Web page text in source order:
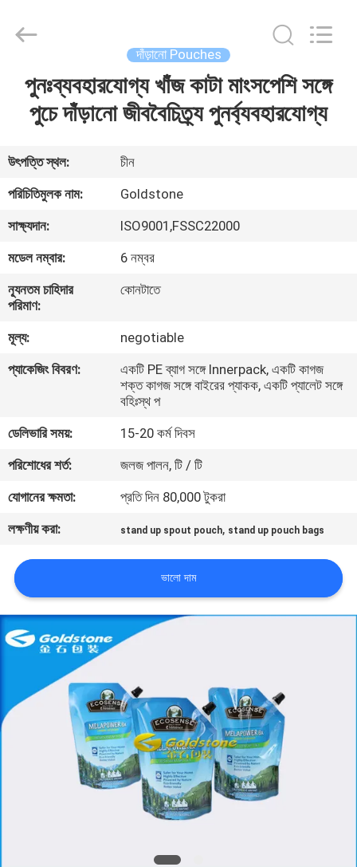
বাড়ি
ভিডিও
আমাদের
সম্বন্ধে
পরিদর্শন
নিয়ন্ত্রণ
আমাদের
সাথে
যোগাযোগ
খবর
একটি
অনুরোধ
করুন
Jiaxing
Co.,Ltd.
Reserved.
দাঁড়ানো Pouches
পুনঃব্যবহারযোগ্য খাঁজ কাটা মাংসপেশি সঙ্গে
পুচে দাঁড়ানো জীববৈচিত্র্য পুনর্ব্যবহারযোগ্য
উৎপত্তি স্থল:
চীন
পরিচিতিমুলক নাম:
Goldstone
সাক্ষ্যদান:
ISO9001,FSSC22000
মডেল নম্বার:
6 নম্বর
ন্যূনতম চাহিদার
পরিমাণ:
কোনটাতে
মূল্য:
negotiable
প্যাকেজিং বিবরণ:
একটি PE ব্যাগ সঙ্গে Innerpack, একটি কাগজ
শক্ত কাগজ সঙ্গে বাইরের প্যাকক, একটি প্যালেট সঙ্গে
বহিঃস্থ প
ডেলিভারি সময়:
15-20 কর্ম দিবস
পরিশোধের শর্ত:
জলজ পালন, টি / টি
যোগানের ক্ষমতা:
প্রতি দিন 80,000 টুকরা
লক্ষণীয় করা:
stand up spout pouch, stand up pouch bags
ভালো দাম